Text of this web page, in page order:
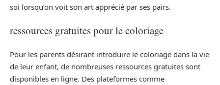
soi lorsqu’on voit son art apprécié par ses pairs.
ressources gratuites pour le coloriage
Pour les parents désirant introduire le coloriage dans la vie
de leur enfant, de nombreuses ressources gratuites sont
disponibles en ligne. Des plateformes comme